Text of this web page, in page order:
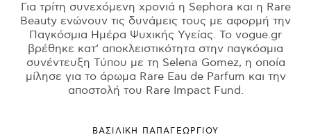
Για τρίτη συνεχόμενη χρονιά η Sephora και η Rare
Beauty ενώνουν τις δυνάμεις τους με αφορμή την
Παγκόσμια Ημέρα Ψυχικής Υγείας. Το vogue.gr
βρέθηκε κατ’ αποκλειστικότητα στην παγκόσμια
συνέντευξη Τύπου με τη Selena Gomez, η οποία
μίλησε για το άρωμα Rare Eau de Parfum και την
αποστολή του Rare Impact Fund.
ΒΑΣΙΛΙΚΗ ΠΑΠΑΓΕΩΡΓΙΟΥ